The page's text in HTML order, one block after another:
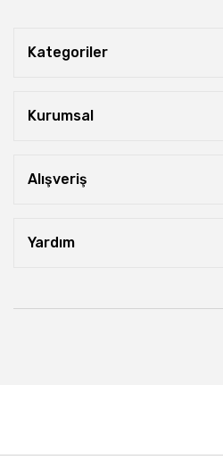
Kategoriler
Kurumsal
Alışveriş
Yardım